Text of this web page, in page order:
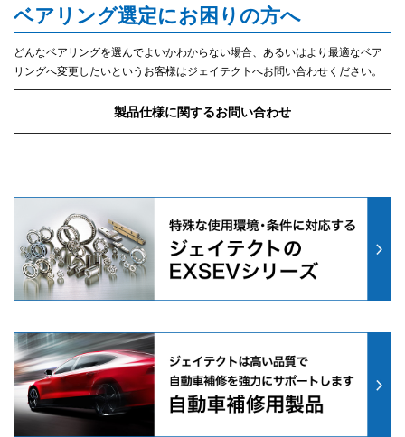
ベアリング選定にお困りの方へ
どんなベアリングを選んでよいかわからない場合、あるいはより最適なベア
リングへ変更したいというお客様はジェイテクトへお問い合わせください。
製品仕様に関するお問い合わせ